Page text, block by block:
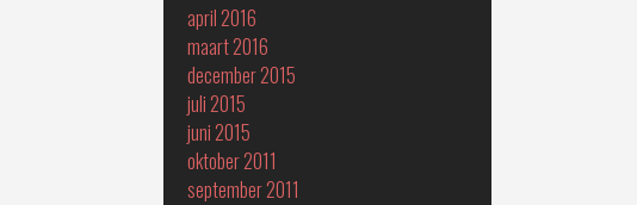
april 2016
maart 2016
december 2015
juli 2015
juni 2015
oktober 2011
september 2011